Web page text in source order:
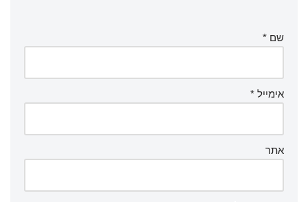
שם *
אימייל *
אתר